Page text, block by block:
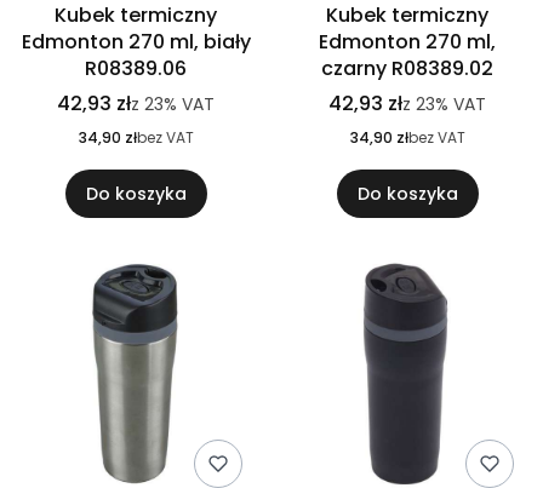
Kubek termiczny
Edmonton 270 ml, biały
R08389.06
42,93 złz 23% VAT
34,90 złbez VAT
Do koszyka
Kubek termiczny
Edmonton 270 ml,
czarny R08389.02
42,93 złz 23% VAT
34,90 złbez VAT
Do koszyka